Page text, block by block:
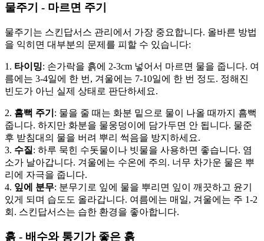
물주기 - 마르면 주기
물주기는 스킨답서스 관리에서 가장 중요합니다. 올바른 방법
을 익히면 대부분의 문제를 피할 수 있습니다:
1. 타이밍: 손가락을 흙에 2-3cm 넣어서 마르면 물을 줍니다. 여
름에는 3-4일에 한 번, 겨울에는 7-10일에 한 번 정도. 정해진
빈도가 아닌 실제 상태로 판단하세요.
2. 흠뻑 주기 : 물을 줄 때는 화분 밑으로 물이 나올 때까지 흠뻑
줍니다. 하지만 화분을 물웅덩이에 담가두면 안 됩니다. 물준
후 받침대의 물을 버려 뿌리 썩음을 방지하세요.
3. 수질 : 하루 묵힌 수돗물이나 빗물을 사용하면 좋습니다. 염
소가 날아갑니다. 겨울에는 수온에 주의. 너무 차가운 물은 뿌
리에 자극을 줍니다.
4. 잎에 분무: 분무기로 잎에 물을 뿌리면 잎이 깨끗하고 윤기
있게 되며 습도도 올라갑니다. 여름에는 매일, 겨울에는 주 1-2
회. 스킨답서스는 습한 환경을 좋아합니다.
흙 - 배수와 통기가 좋은 흙